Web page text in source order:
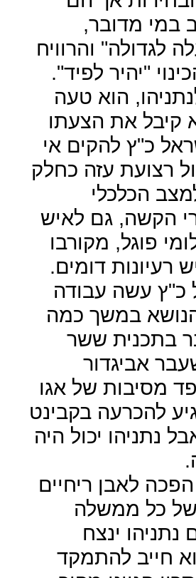
במי מדובר,
לגדולה" והרוויח
"יהיר לפיד".
הוא טעה
קיבל את הצעתו
כ"ץ להקים אי
רצועת עזה כחלק
הכלכלי
הקשה, גם לאיש
פוגל, מקורבו
רעיונות דומים.
כ"ץ עשה עבודה
במשך כמה
בתכנית ששר
אביגדור
מסיבות של אגו
להכרעה בקבינט
נתניהו יכול היה
לאבן ריחיים
של כל ממשלה
ינצח
חייב להתמקד